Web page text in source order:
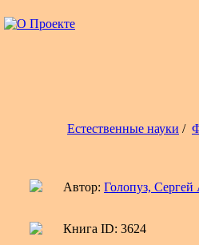
Естественные науки /
Автор: Голопуз, Сергей
Книга ID: 3624